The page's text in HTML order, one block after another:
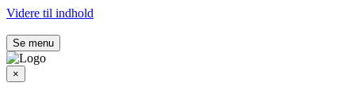
Videre til indhold
Se menu
×